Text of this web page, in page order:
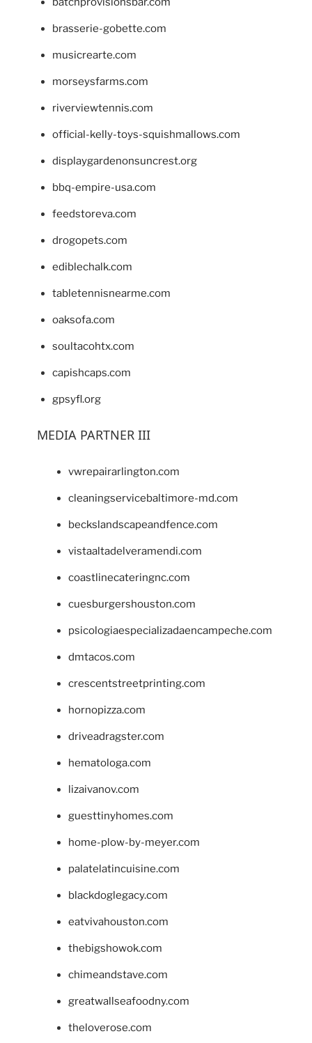
brasserie-gobette.com
musicrearte.com
morseysfarms.com
riverviewtennis.com
official-kelly-toys-squishmallows.com
displaygardenonsuncrest.org
bbq-empire-usa.com
feedstoreva.com
drogopets.com
ediblechalk.com
tabletennisnearme.com
oaksofa.com
soultacohtx.com
capishcaps.com
gpsyfl.org
MEDIA PARTNER III
vwrepairarlington.com
cleaningservicebaltimore-md.com
beckslandscapeandfence.com
vistaaltadelveramendi.com
coastlinecateringnc.com
cuesburgershouston.com
psicologiaespecializadaencampeche.com
dmtacos.com
crescentstreetprinting.com
hornopizza.com
driveadragster.com
hematologa.com
lizaivanov.com
guesttinyhomes.com
home-plow-by-meyer.com
palatelatincuisine.com
blackdoglegacy.com
eatvivahouston.com
thebigshowok.com
chimeandstave.com
greatwallseafoodny.com
theloverose.com